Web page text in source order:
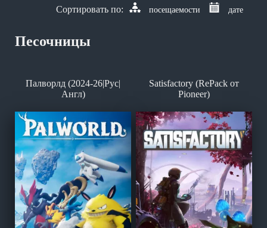
дате
посещаемости
Песочницы
Палворлд (2024-26|Рус|
Англ)
Satisfactory (RePack от
Pioneer)